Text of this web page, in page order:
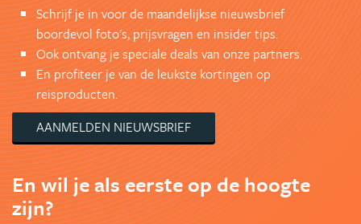
Schrijf je in voor de maandelijkse nieuwsbrief
boordevol foto's, prijsvragen en insider tips.
Ook ontvang je speciale deals van onze partners.
En profiteer je van de leukste kortingen op
reisproducten.
AANMELDEN NIEUWSBRIEF
En wil je als eerste op de hoogte
zijn?